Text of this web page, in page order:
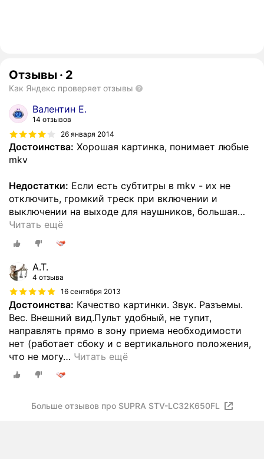
Отзывы · 2
Как Яндекс проверяет отзывы
Валентин Е.
14 отзывов
26 января 2014
Достоинства: Хорошая картинка, понимает любые
mkv
Недостатки: Если есть субтитры в mkv - их не
отключить, громкий треск при включении и
выключении на выходе для наушников, большая…
Читать ещё
А.Т.
4 отзыва
16 сентября 2013
Достоинства: Качество картинки. Звук. Разъемы.
Вес. Внешний вид.Пульт удобный, не тупит,
направлять прямо в зону приема необходимости
нет (работает сбоку и с вертикального положения,
что не могу… Читать ещё
Больше отзывов про SUPRA STV-LC32K650FL